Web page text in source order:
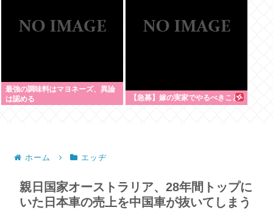
最強の調味料はマヨネーズ、異論
は認める
【急募】嫁の実家でやるべきこと
ホーム エッヂ
親日国家オーストラリア、28年間トップに
いた日本車の売上を中国車が抜いてしまう